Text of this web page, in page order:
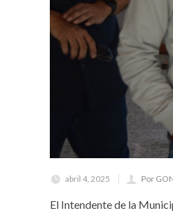
abril 4, 2025 Por
El Intendente de la